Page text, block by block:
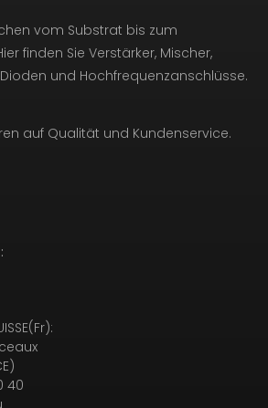
vom Substrat bis zum
finden Sie Verstärker, Mischer,
und Hochfrequenzanschlüsse.
auf Qualität und Kundenservice.
40